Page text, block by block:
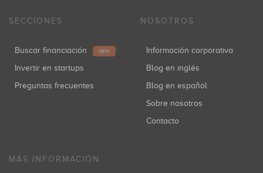
SECCIONES
Buscar financiación NEW
Invertir en startups
Preguntas frecuentes
NOSOTROS
Información corporativa
Blog en inglés
Blog en español
Sobre nosotros
Contacto
MÁS INFORMACIÓN